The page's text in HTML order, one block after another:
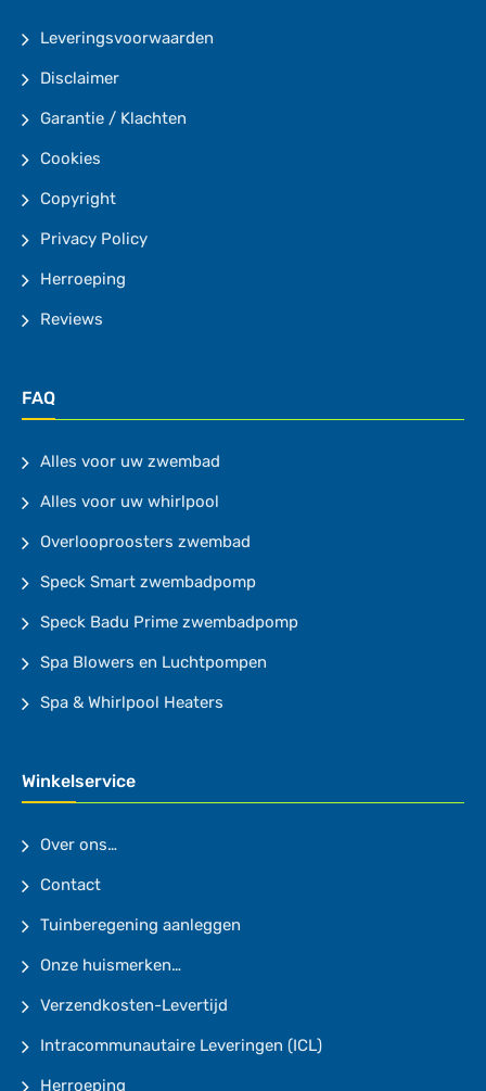
Leveringsvoorwaarden
Disclaimer
Garantie / Klachten
Cookies
Copyright
Privacy Policy
Herroeping
Reviews
FAQ
Alles voor uw zwembad
Alles voor uw whirlpool
Overlooproosters zwembad
Speck Smart zwembadpomp
Speck Badu Prime zwembadpomp
Spa Blowers en Luchtpompen
Spa & Whirlpool Heaters
Winkelservice
Over ons…
Contact
Tuinberegening aanleggen
Onze huismerken…
Verzendkosten-Levertijd
Intracommunautaire Leveringen (ICL)
Herroeping